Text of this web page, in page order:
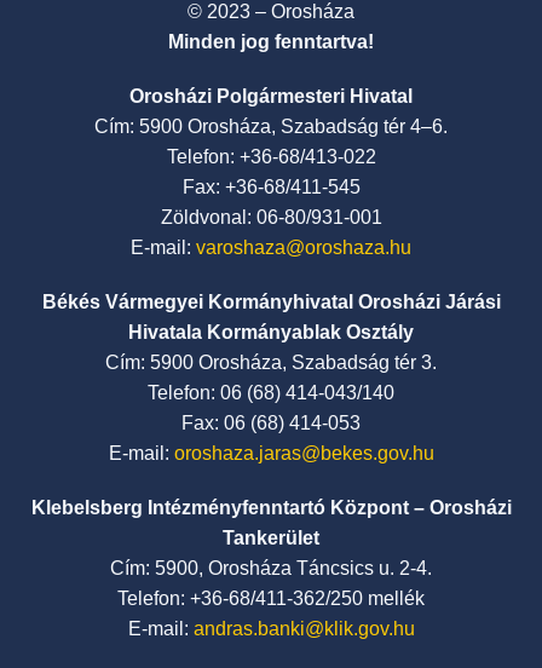
© 2023 – Orosháza
Minden jog fenntartva!
Orosházi Polgármesteri Hivatal
Cím: 5900 Orosháza, Szabadság tér 4–6.
Telefon: +36-68/413-022
Fax: +36-68/411-545
Zöldvonal: 06-80/931-001
E-mail: varoshaza@oroshaza.hu
Békés Vármegyei Kormányhivatal Orosházi Járási
Hivatala Kormányablak Osztály
Cím: 5900 Orosháza, Szabadság tér 3.
Telefon: 06 (68) 414-043/140
Fax: 06 (68) 414-053
E-mail: oroshaza.jaras@bekes.gov.hu
Klebelsberg Intézményfenntartó Központ – Orosházi
Tankerület
Cím: 5900, Orosháza Táncsics u. 2-4.
Telefon: +36-68/411-362/250 mellék
E-mail: andras.banki@klik.gov.hu